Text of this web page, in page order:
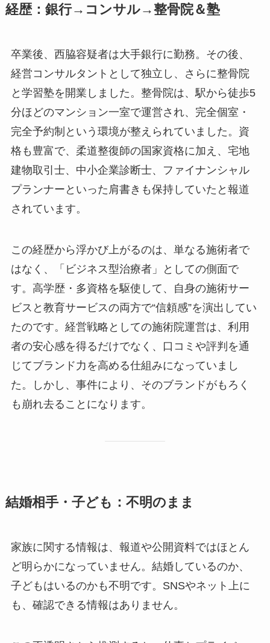
経歴：銀行→コンサル→整骨院＆塾
卒業後、西脇容疑者は大手銀行に勤務。その後、
経営コンサルタントとして独立し、さらに整骨院
と学習塾を開業しました。整骨院は、駅から徒歩5
分ほどのマンション一室で運営され、完全個室・
完全予約制という環境が整えられていました。資
格も豊富で、柔道整復師の国家資格に加え、宅地
建物取引士、中小企業診断士、ファイナンシャル
プランナーといった肩書きも保持していたと報道
されています。
この経歴から浮かび上がるのは、単なる施術者で
はなく、「ビジネス型治療者」としての側面で
す。高学歴・多資格を駆使して、自身の施術サー
ビスと教育サービスの両方で“信頼感”を演出してい
たのです。経営戦略としての施術院運営は、利用
者の安心感を得るだけでなく、口コミや評判を通
じてブランド力を高める仕組みになっていまし
た。しかし、事件により、そのブランドがもろく
も崩れ去ることになります。
結婚相手・子ども：不明のまま
家族に関する情報は、報道や公開資料ではほとん
ど明らかになっていません。結婚しているのか、
子どもはいるのかも不明です。SNSやネット上に
も、確認できる情報はありません。